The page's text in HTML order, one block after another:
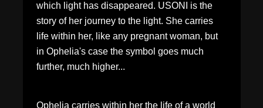
which light has disappeared. USONI is the
story of her journey to the light. She carries
life within her, like any pregnant woman, but
in Ophelia's case the symbol goes much
further, much higher...
Ophelia carries within her the life of a world